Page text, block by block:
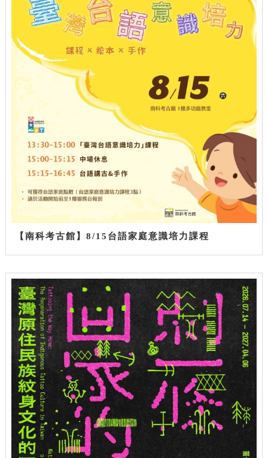
【南科考古館】8/15台語家庭意識培力課程